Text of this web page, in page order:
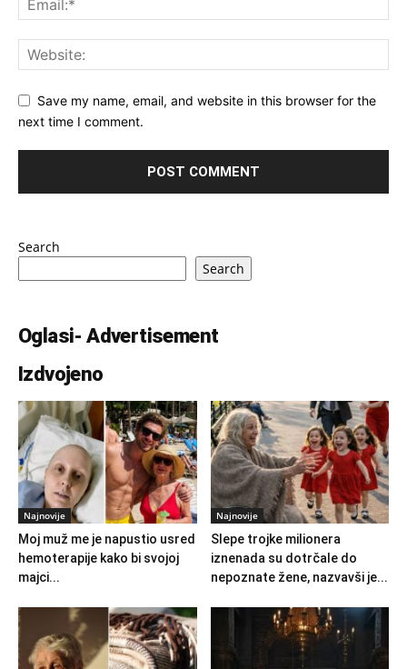
Save my name, email, and website in this browser for the
next time I comment.
Search
Search
Oglasi- Advertisement
Izdvojeno
Najnovije
Moj muž me je napustio usred
hemoterapije kako bi svojoj
majci...
Najnovije
Slepe trojke milionera
iznenada su dotrčale do
nepoznate žene, nazvavši je...